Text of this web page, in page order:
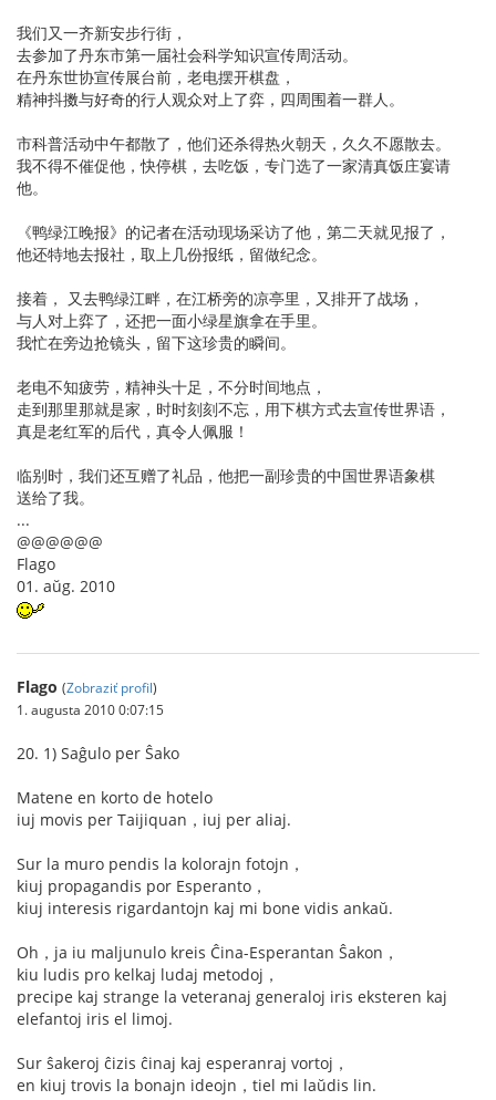
我们又一齐新安步行街，
去参加了丹东市第一届社会科学知识宣传周活动。
在丹东世协宣传展台前，老电摆开棋盘，
精神抖擞与好奇的行人观众对上了弈，四周围着一群人。
市科普活动中午都散了，他们还杀得热火朝天，久久不愿散去。
我不得不催促他，快停棋，去吃饭，专门选了一家清真饭庄宴请
他。
《鸭绿江晚报》的记者在活动现场采访了他，第二天就见报了，
他还特地去报社，取上几份报纸，留做纪念。
接着， 又去鸭绿江畔，在江桥旁的凉亭里，又排开了战场，
与人对上弈了，还把一面小绿星旗拿在手里。
我忙在旁边抢镜头，留下这珍贵的瞬间。
老电不知疲劳，精神头十足，不分时间地点，
走到那里那就是家，时时刻刻不忘，用下棋方式去宣传世界语，
真是老红军的后代，真令人佩服！
临别时，我们还互赠了礼品，他把一副珍贵的中国世界语象棋
送给了我。
...
@@@@@@
Flago
01. aŭg. 2010
Flago (Zobraziť profil)
1. augusta 2010 0:07:15
20. 1) Saĝulo per Ŝako
Matene en korto de hotelo
iuj movis per Taijiquan，iuj per aliaj.
Sur la muro pendis la kolorajn fotojn，
kiuj propagandis por Esperanto，
kiuj interesis rigardantojn kaj mi bone vidis ankaŭ.
Oh，ja iu maljunulo kreis Ĉina-Esperantan Ŝakon，
kiu ludis pro kelkaj ludaj metodoj，
precipe kaj strange la veteranaj generaloj iris eksteren kaj
elefantoj iris el limoj.
Sur ŝakeroj ĉizis ĉinaj kaj esperanraj vortoj，
en kiuj trovis la bonajn ideojn，tiel mi laŭdis lin.